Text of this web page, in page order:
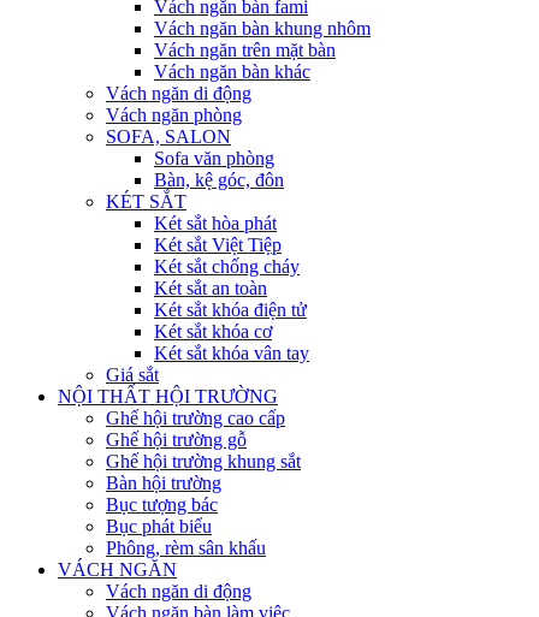
Vách ngăn bàn fami
Vách ngăn bàn khung nhôm
Vách ngăn trên mặt bàn
Vách ngăn bàn khác
Vách ngăn di động
Vách ngăn phòng
SOFA, SALON
Sofa văn phòng
Bàn, kệ góc, đôn
KÉT SẮT
Két sắt hòa phát
Két sắt Việt Tiệp
Két sắt chống cháy
Két sắt an toàn
Két sắt khóa điện tử
Két sắt khóa cơ
Két sắt khóa vân tay
Giá sắt
NỘI THẤT HỘI TRƯỜNG
Ghế hội trường cao cấp
Ghế hội trường gỗ
Ghế hội trường khung sắt
Bàn hội trường
Bục tượng bác
Bục phát biểu
Phông, rèm sân khấu
VÁCH NGĂN
Vách ngăn di động
Vách ngăn bàn làm việc